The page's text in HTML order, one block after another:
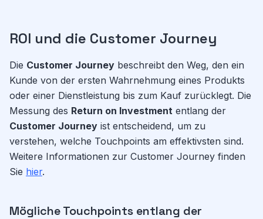
ROI und die Customer Journey
Die Customer Journey beschreibt den Weg, den ein
Kunde von der ersten Wahrnehmung eines Produkts
oder einer Dienstleistung bis zum Kauf zurücklegt. Die
Messung des Return on Investment entlang der
Customer Journey ist entscheidend, um zu
verstehen, welche Touchpoints am effektivsten sind.
Weitere Informationen zur Customer Journey finden
Sie hier.
Mögliche Touchpoints entlang der